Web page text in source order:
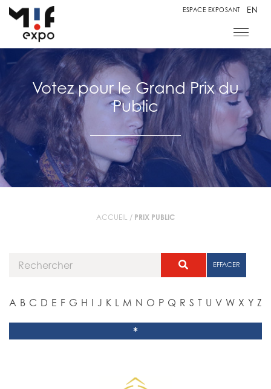
ESPACE EXPOSANT EN
Votez pour le Grand Prix du
Public
ACCUEIL / PRIX PUBLIC
EFFACER
A B C D E F G H I J K L M N O P Q R S T U V W X Y Z
*